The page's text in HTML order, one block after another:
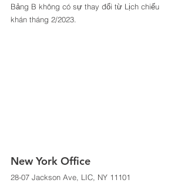
Bảng B không có sự thay đổi từ Lịch chiếu
khán tháng 2/2023.
New York Office
28-07 Jackson Ave, LIC, NY 11101